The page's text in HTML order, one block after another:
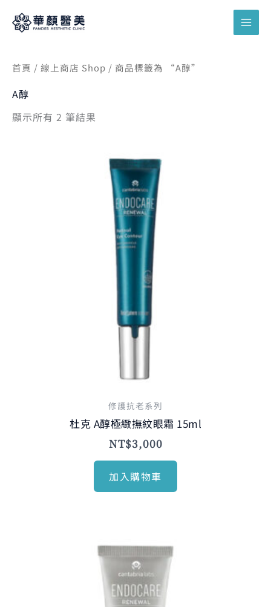
首頁 / 線上商店 Shop / 商品標籤為 “A醇”
A醇
顯示所有 2 筆結果
修護抗老系列
杜克 A醇極緻撫紋眼霜 15ml
NT$3,000
加入購物車
搜
尋
鍵
字